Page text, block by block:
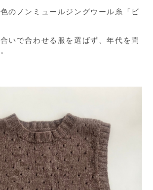
のノンミュールジングウール糸「ビ
いで合わせる服を選ばず、年代を問